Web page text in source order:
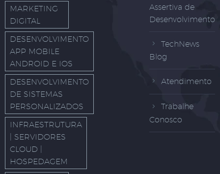
MARKETING
DIGITAL
DESENVOLVIMENTO
APP MOBILE
ANDROID E IOS
DESENVOLVIMENTO
DE SISTEMAS
PERSONALIZADOS
INFRAESTRUTURA
| SERVIDORES
CLOUD |
HOSPEDAGEM
Assertiva de
Desenvolvimento
TechNews
Blog
Atendimento
Trabalhe
Conosco